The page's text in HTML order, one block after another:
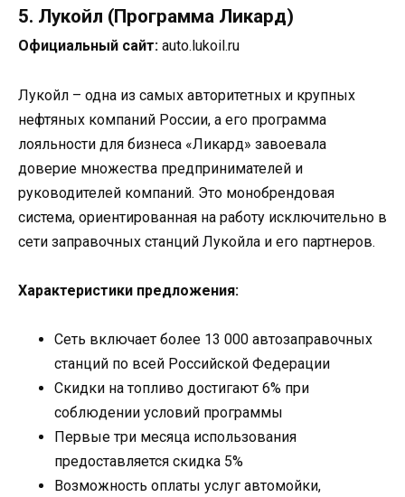
5. Лукойл (Программа Ликард)
Официальный сайт: auto.lukoil.ru
Лукойл – одна из самых авторитетных и крупных
нефтяных компаний России, а его программа
лояльности для бизнеса «Ликард» завоевала
доверие множества предпринимателей и
руководителей компаний. Это монобрендовая
система, ориентированная на работу исключительно в
сети заправочных станций Лукойла и его партнеров.
Характеристики предложения:
Сеть включает более 13 000 автозаправочных
станций по всей Российской Федерации
Скидки на топливо достигают 6% при
соблюдении условий программы
Первые три месяца использования
предоставляется скидка 5%
Возможность оплаты услуг автомойки,